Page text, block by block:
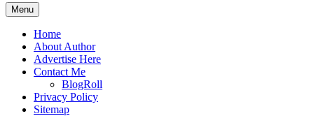
Menu
Home
About Author
Advertise Here
Contact Me
BlogRoll
Privacy Policy
Sitemap